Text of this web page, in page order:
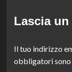
Lascia
Il tuo indirizzo
obbligatori